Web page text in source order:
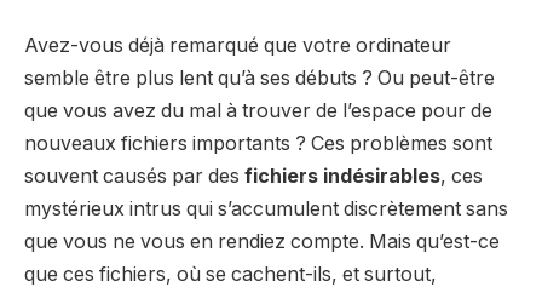
Avez-vous déjà remarqué que votre ordinateur
semble être plus lent qu’à ses débuts ? Ou peut-être
que vous avez du mal à trouver de l’espace pour de
nouveaux fichiers importants ? Ces problèmes sont
souvent causés par des fichiers indésirables, ces
mystérieux intrus qui s’accumulent discrètement sans
que vous ne vous en rendiez compte. Mais qu’est-ce
que ces fichiers, où se cachent-ils, et surtout,